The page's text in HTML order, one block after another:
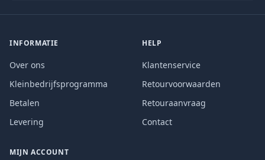
INFORMATIE
Over ons
Kleinbedrijfsprogramma
Betalen
Levering
HELP
Klantenservice
Retourvoorwaarden
Retouraanvraag
Contact
MIJN ACCOUNT